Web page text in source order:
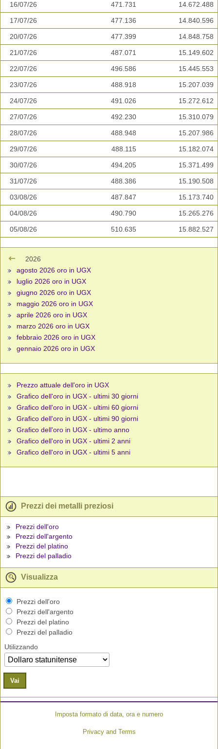
16/07/26 471.731 14.672.488
17/07/26 477.136 14.840.596
20/07/26 477.399 14.848.758
21/07/26 487.071 15.149.602
22/07/26 496.586 15.445.553
23/07/26 488.918 15.207.039
24/07/26 491.026 15.272.612
27/07/26 492.230 15.310.079
28/07/26 488.948 15.207.986
29/07/26 488.115 15.182.074
30/07/26 494.205 15.371.499
31/07/26 488.386 15.190.508
03/08/26 487.847 15.173.740
04/08/26 490.790 15.265.276
05/08/26 510.635 15.882.527
2026
agosto 2026 oro in UGX
luglio 2026 oro in UGX
giugno 2026 oro in UGX
maggio 2026 oro in UGX
aprile 2026 oro in UGX
marzo 2026 oro in UGX
febbraio 2026 oro in UGX
gennaio 2026 oro in UGX
Prezzo attuale dell'oro in UGX
Grafico dell'oro in UGX - ultimi 30 giorni
Grafico dell'oro in UGX - ultimi 60 giorni
Grafico dell'oro in UGX - ultimi 90 giorni
Grafico dell'oro in UGX - ultimo anno
Grafico dell'oro in UGX - ultimi 2 anni
Grafico dell'oro in UGX - ultimi 5 anni
Prezzi dei metalli preziosi
Prezzi dell'oro
Prezzi dell'argento
Prezzi del platino
Prezzi del palladio
Visualizza
Prezzi dell'oro
Prezzi dell'argento
Prezzi del platino
Prezzi del palladio
Utilizzando
Vai
Imposta formato di data, ora e numero
Privacy and Terms